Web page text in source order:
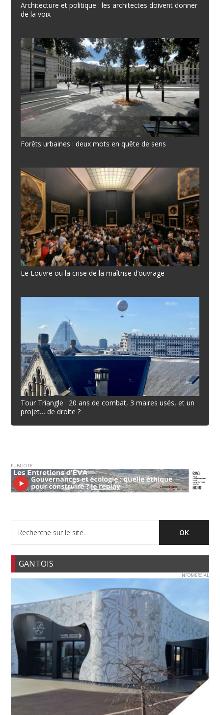
Architecture et politique : les architectes doivent donner
de la voix
Forêts urbaines : deux mots en quête de sens
Le Louvre ou la crise de la maîtrise d’ouvrage
Tour Triangle : 20 ans de combat, 3 maires usés, et un
projet… de droite ?
PUBLICITE
GANTOIS
INFOMERCIAL